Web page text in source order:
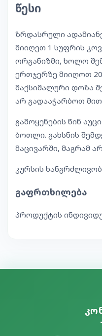
წესი
ზრდასრული
მიიღეთ 1 სუფრის
ორგანიზმი, ხოლო
ერთჯერზე მიიღოთ
მაქსიმალური დოზა
არ გადააჭარბოთ
გამოყენების წინ
ბოთლი. გახსნის
მაცივარში, მაგრამ
კურსის
გაფრთხილება
პროდუქტის